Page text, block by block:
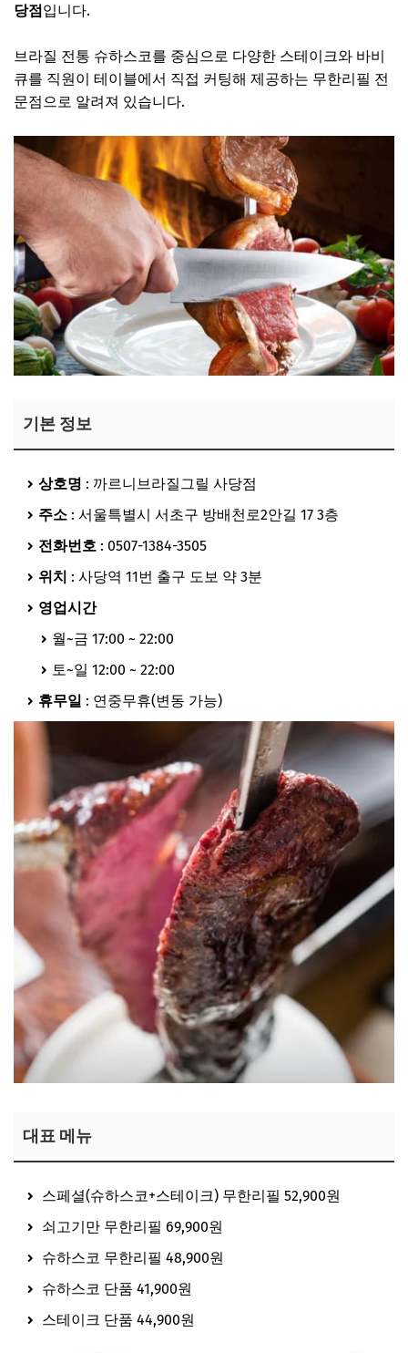
당점입니다.
브라질 전통 슈하스코를 중심으로 다양한 스테이크와 바비
큐를 직원이 테이블에서 직접 커팅해 제공하는 무한리필 전
문점으로 알려져 있습니다.
기본 정보
상호명 : 까르니브라질그릴 사당점
주소 : 서울특별시 서초구 방배천로2안길 17 3층
전화번호 : 0507-1384-3505
위치 : 사당역 11번 출구 도보 약 3분
영업시간
월~금 17:00 ~ 22:00
토~일 12:00 ~ 22:00
휴무일 : 연중무휴(변동 가능)
대표 메뉴
스페셜(슈하스코+스테이크) 무한리필 52,900원
쇠고기만 무한리필 69,900원
슈하스코 무한리필 48,900원
슈하스코 단품 41,900원
스테이크 단품 44,900원